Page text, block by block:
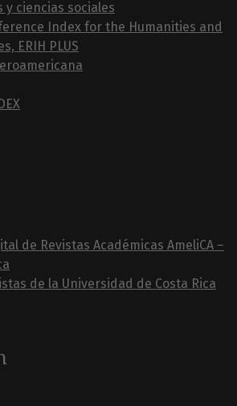
y ciencias sociales
Index for the Humanities and
ERIH PLUS
de Revistas Académicas AmeliCA –
de la Universidad de Costa Rica